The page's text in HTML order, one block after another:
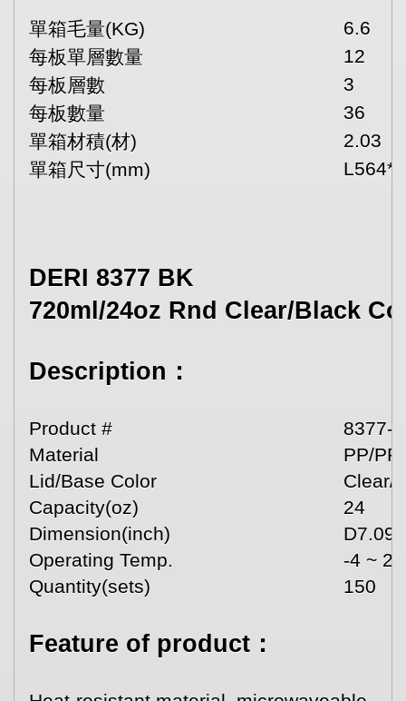
單箱毛量(KG)
6.6
每板單層數量
12
每板層數
3
每板數量
36
單箱材積(材)
2.03
單箱尺寸(mm)
DERI 8377 BK
720ml/24oz Rnd Clear/Black
Description：
Product #
8377-
Material
PP/PP
Lid/Base Color
Clear/
Capacity(oz)
24
Dimension(inch)
Operating Temp.
-4 ~
Quantity(sets)
150
Feature of product：